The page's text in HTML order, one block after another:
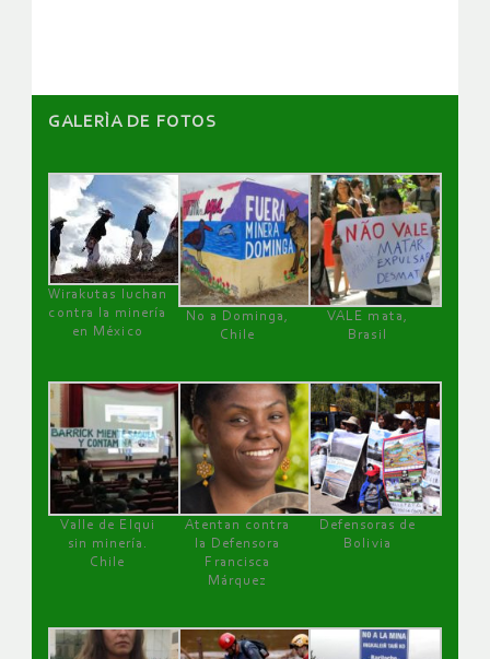
GALERÌA DE FOTOS
Wirakutas luchan
contra la minería
en México
No a Dominga,
Chile
VALE mata,
Brasil
Valle de Elqui
sin minería.
Chile
Atentan contra
la Defensora
Francisca
Márquez
Defensoras de
Bolivia